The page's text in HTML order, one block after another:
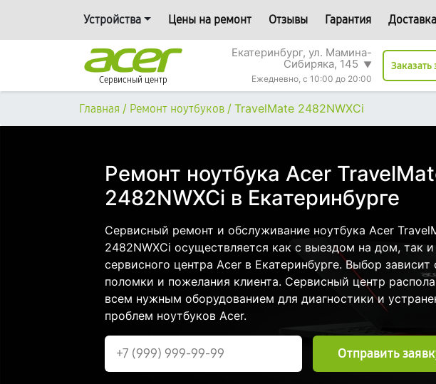
Устройства Цены на ремонт Отзывы Гарантия Доставка
Сервисный центр
Екатеринбург, ул. Мамина-
Сибиряка, 145 ▼
Ежедневно, с 10:00 до 20:00
Заказать
Главная / Ремонт ноутбуков / TravelMate 2482NWXCi
Ремонт ноутбука Acer
2482NWXCi в Екатеринбурге
Сервисный ремонт и обслуживание ноутбука Acer
2482NWXCi осуществляется как с выездом на дом, так и
сервисного центра Acer в Екатеринбурге. Выбор зависит
поломки и пожелания клиента. Сервисный центр
всем нужным оборудованием для диагностики и
проблем ноутбуков Acer.
Отправить